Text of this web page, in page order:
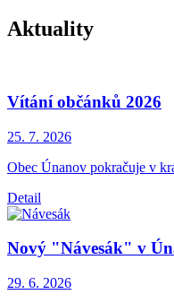
Aktuality
Vítání občánků 2026
25. 7. 2026
Obec Únanov pokračuje v
Detail
Nový "Návesák" v
29. 6. 2026